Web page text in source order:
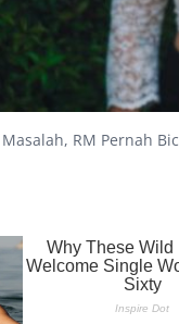
Masalah, RM Pernah